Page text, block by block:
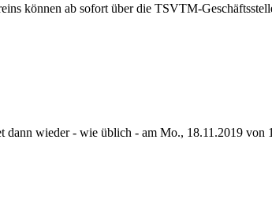
können ab sofort über die TSVTM-
dann wieder - wie üblich - am Mo., 18.11.2019 von